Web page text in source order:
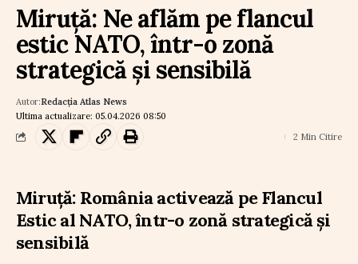
Miruță: Ne aflăm pe flancul
estic NATO, într-o zonă
strategică și sensibilă
Ultima actualizare: 05.04.2026 08:50
Autor:Redacția Atlas News
2 Min Citire
Miruță: România activează pe Flancul
Estic al NATO, într-o zonă strategică și
sensibilă